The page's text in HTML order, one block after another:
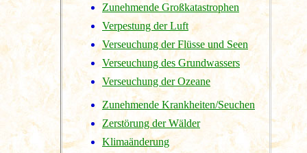
Zunehmende Großkatastrophen
Verpestung der Luft
Verseuchung der Flüsse und Seen
Verseuchung des Grundwassers
Verseuchung der Ozeane
Zunehmende Krankheiten/Seuchen
Zerstörung der Wälder
Klimaänderung